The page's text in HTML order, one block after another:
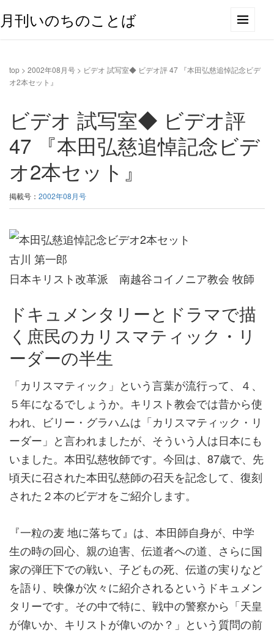
月刊いのちのことば
top > 2002年08月号 > ビデオ 試写室◆ ビデオ評 47 『本田弘慈追悼記念ビデ
オ2本セット』
ビデオ 試写室◆ ビデオ評
47 『本田弘慈追悼記念ビデ
オ2本セット』
掲載号： 2002年08月号
古川 第一郎
日本キリスト改革派 南越谷コイノニア教会 牧師
ドキュメンタリーとドラマで描
く庶民のカリスマティック・リ
ーダーの半生
「カリスマティック」という言葉が流行って、４、
５年になるでしょうか。キリスト教会では昔から使
われ、ビリー・グラハムは「カリスマティック・リ
ーダー」と言われましたが、そういう人は日本にも
いました。本田弘慈牧師です。今回は、87歳で、先
頃天に召された本田弘慈師の召天を記念して、復刻
された２本のビデオをご紹介します。
『一粒の麦 地に落ちて』は、本田師自身が、中学
生の時の回心、親の迫害、伝道者への道、さらに国
家の弾圧下での戦い、子どもの死、伝道の実りなど
を語り、映像が次々に紹介されるというドキュメン
タリーです。その中で特に、戦中の警察から「天皇
が偉いか、キリストが偉いのか？」という質問の前